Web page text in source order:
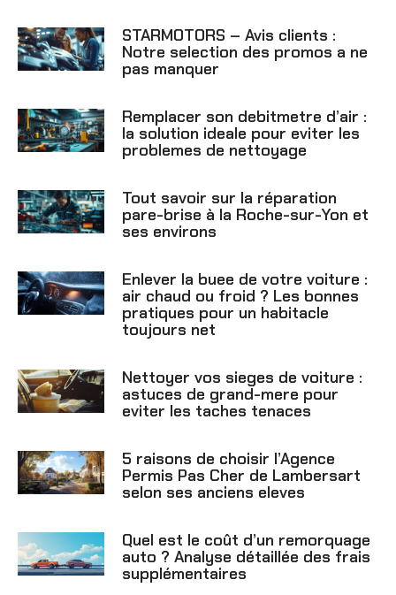
STARMOTORS – Avis clients :
Notre selection des promos a ne
pas manquer
Remplacer son debitmetre d’air :
la solution ideale pour eviter les
problemes de nettoyage
Tout savoir sur la réparation
pare-brise à la Roche-sur-Yon et
ses environs
Enlever la buee de votre voiture :
air chaud ou froid ? Les bonnes
pratiques pour un habitacle
toujours net
Nettoyer vos sieges de voiture :
astuces de grand-mere pour
eviter les taches tenaces
5 raisons de choisir l’Agence
Permis Pas Cher de Lambersart
selon ses anciens eleves
Quel est le coût d’un remorquage
auto ? Analyse détaillée des frais
supplémentaires